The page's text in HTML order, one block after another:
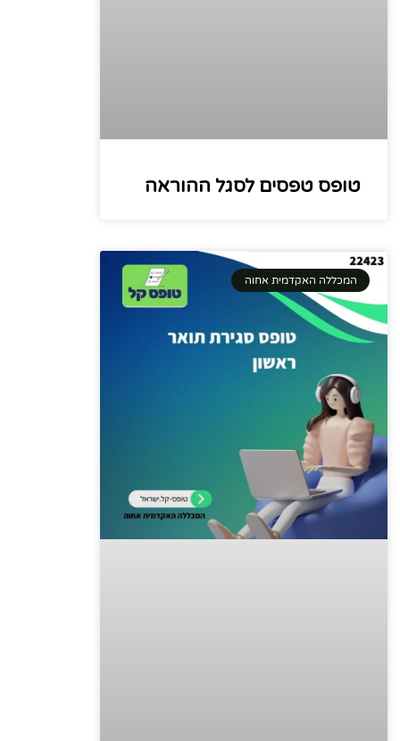
טופס טפסים לסגל ההוראה
המכללה האקדמית אחוה